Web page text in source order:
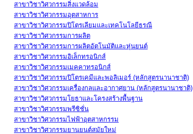
สาขาวิชาวิศวกรรมสิ่งแวดล้อม
สาขาวิชาวิศวกรรมอุตสาหการ
สาขาวิชาวิศวกรรมปิโตรเลียมและเทคโนโลยีธรณี
สาขาวิชาวิศวกรรมการผลิต
สาขาวิชาวิศวกรรมการผลิตอัตโนมัติและหุ่นยนต์
สาขาวิชาวิศวกรรมอิเล็กทรอนิกส์
สาขาวิชาวิศวกรรมเมคคาทรอนิกส์
สาขาวิชาวิศวกรรมปิโตรเคมีและพอลิเมอร์ (หลักสูตรนานาชาติ)
สาขาวิชาวิศวกรรมเครื่องกลและอากาศยาน (หลักสูตรนานาชาติ)
สาขาวิชาวิศวกรรมโยธาและโครงสร้างพื้นฐาน
สาขาวิชาวิศวกรรมพรีซิชั่น
สาขาวิชาวิศวกรรมไฟฟ้าอุตสาหกรรม
สาขาวิชาวิศวกรรมยานยนต์สมัยใหม่